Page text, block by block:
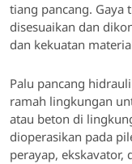
tiang pancang. Gaya
disesuaikan dan
dan kekuatan
Palu pancang
ramah lingkungan
atau beton di
dioperasikan pada
perayap, ekskavator,